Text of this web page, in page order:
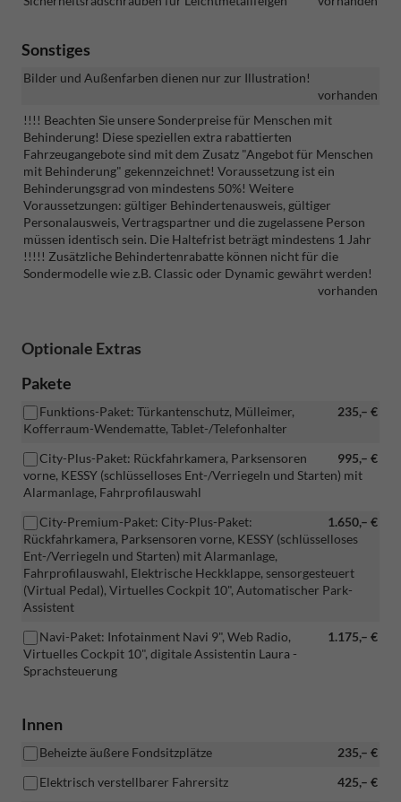
Sonstiges
Bilder und Außenfarben dienen nur zur Illustration!
vorhanden
!!!! Beachten Sie unsere Sonderpreise für Menschen mit
Behinderung! Diese speziellen extra rabattierten
Fahrzeugangebote sind mit dem Zusatz "Angebot für Menschen
mit Behinderung" gekennzeichnet! Voraussetzung ist ein
Behinderungsgrad von mindestens 50%! Weitere
Voraussetzungen: gültiger Behindertenausweis, gültiger
Personalausweis, Vertragspartner und die zugelassene Person
müssen identisch sein. Die Haltefrist beträgt mindestens 1 Jahr
!!!!! Zusätzliche Behindertenrabatte können nicht für die
Sondermodelle wie z.B. Classic oder Dynamic gewährt werden!
vorhanden
Optionale Extras
Pakete
235,– €
Funktions-Paket: Türkantenschutz, Mülleimer,
Kofferraum-Wendematte, Tablet-/Telefonhalter
995,– €
City-Plus-Paket: Rückfahrkamera, Parksensoren
vorne, KESSY (schlüsselloses Ent-/Verriegeln und Starten) mit
Alarmanlage, Fahrprofilauswahl
1.650,– €
City-Premium-Paket: City-Plus-Paket:
Rückfahrkamera, Parksensoren vorne, KESSY (schlüsselloses
Ent-/Verriegeln und Starten) mit Alarmanlage,
Fahrprofilauswahl, Elektrische Heckklappe, sensorgesteuert
(Virtual Pedal), Virtuelles Cockpit 10", Automatischer Park-
Assistent
1.175,– €
Navi-Paket: Infotainment Navi 9", Web Radio,
Virtuelles Cockpit 10", digitale Assistentin Laura -
Sprachsteuerung
Innen
235,– €
Beheizte äußere Fondsitzplätze
425,– €
Elektrisch verstellbarer Fahrersitz